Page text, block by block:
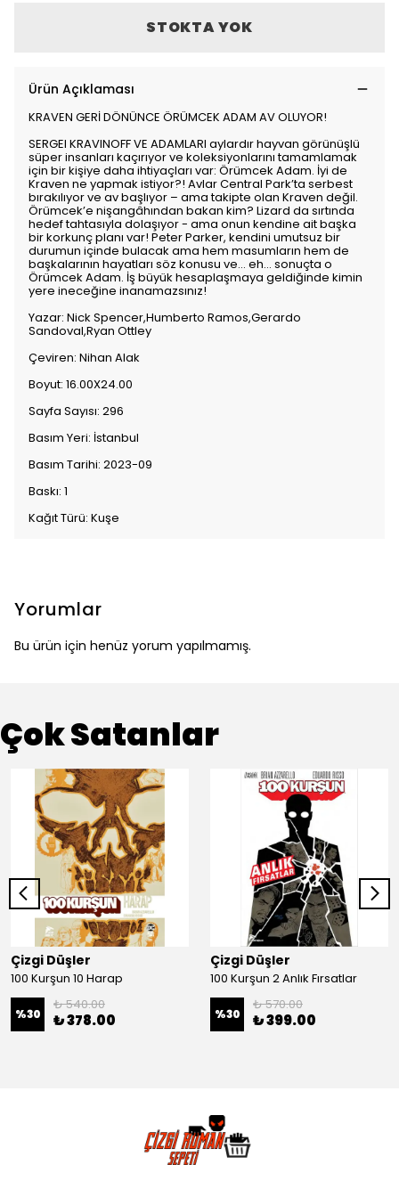
STOKTA YOK
Ürün Açıklaması
KRAVEN GERİ DÖNÜNCE ÖRÜMCEK ADAM AV OLUYOR!
SERGEI KRAVINOFF VE ADAMLARI aylardır hayvan görünüşlü
süper insanları kaçırıyor ve koleksiyonlarını tamamlamak
için bir kişiye daha ihtiyaçları var: Örümcek Adam. İyi de
Kraven ne yapmak istiyor?! Avlar Central Park’ta serbest
bırakılıyor ve av başlıyor – ama takipte olan Kraven değil.
Örümcek’e nişangâhından bakan kim? Lizard da sırtında
hedef tahtasıyla dolaşıyor - ama onun kendine ait başka
bir korkunç planı var! Peter Parker, kendini umutsuz bir
durumun içinde bulacak ama hem masumların hem de
başkalarının hayatları söz konusu ve… eh… sonuçta o
Örümcek Adam. İş büyük hesaplaşmaya geldiğinde kimin
yere ineceğine inanamazsınız!
Yazar: Nick Spencer,Humberto Ramos,Gerardo
Sandoval,Ryan Ottley
Çeviren: Nihan Alak
Boyut: 16.00X24.00
Sayfa Sayısı: 296
Basım Yeri: İstanbul
Basım Tarihi: 2023-09
Baskı: 1
Kağıt Türü: Kuşe
Yorumlar
Bu ürün için henüz yorum yapılmamış.
Çok Satanlar
Çizgi Düşler
100 Kurşun 10 Harap
%30
₺ 540.00
₺ 378.00
Çizgi Düşler
100 Kurşun 2 Anlık Fırsatlar
%30
₺ 570.00
₺ 399.00